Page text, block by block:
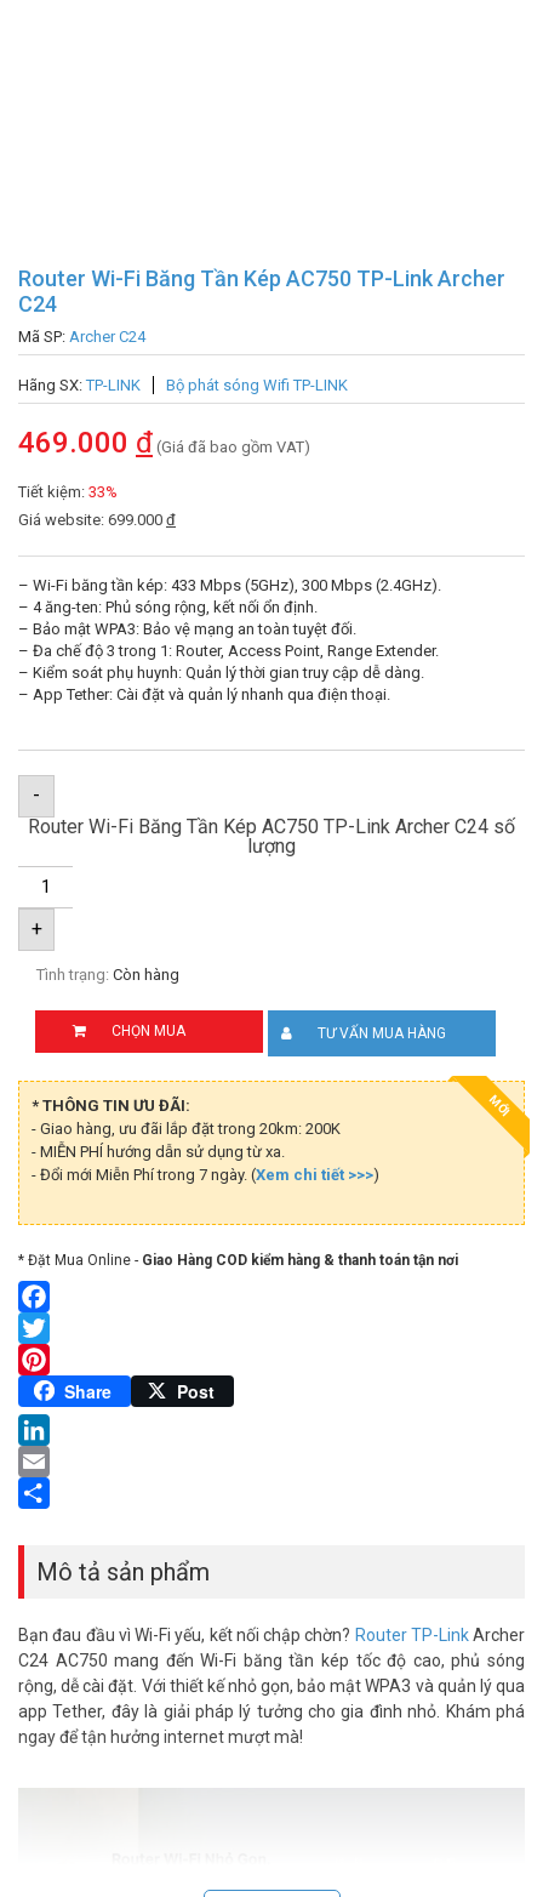
Router Wi-Fi Băng Tần Kép AC750 TP-Link Archer
C24
Mã SP: Archer C24
Hãng SX:TP-LINK Bộ phát sóng Wifi TP-LINK
469.000 đ (Giá đã bao gồm VAT)
Tiết kiệm: 33%
Giá website: 699.000 đ
– Wi-Fi băng tần kép: 433 Mbps (5GHz), 300 Mbps (2.4GHz).
– 4 ăng-ten: Phủ sóng rộng, kết nối ổn định.
– Bảo mật WPA3: Bảo vệ mạng an toàn tuyệt đối.
– Đa chế độ 3 trong 1: Router, Access Point, Range Extender.
– Kiểm soát phụ huynh: Quản lý thời gian truy cập dễ dàng.
– App Tether: Cài đặt và quản lý nhanh qua điện thoại.
-
Router Wi-Fi Băng Tần Kép AC750 TP-Link Archer C24 số
lượng
+
Tình trạng: Còn hàng
CHỌN MUA TƯ VẤN MUA HÀNG
MỚI
* THÔNG TIN ƯU ĐÃI:
- Giao hàng, ưu đãi lắp đặt trong 20km: 200K
- MIỄN PHÍ hướng dẫn sử dụng từ xa.
- Đổi mới Miễn Phí trong 7 ngày. (Xem chi tiết >>>)
* Đặt Mua Online - Giao Hàng COD kiểm hàng & thanh toán tận nơi
Facebook
Twitter
Pinterest
Share Post
LinkedIn
Email
Mô tả sản phẩm
Bạn đau đầu vì Wi-Fi yếu, kết nối chập chờn? Router TP-LinkArcher
C24 AC750 mang đến Wi-Fi băng tần kép tốc độ cao, phủ sóng
rộng, dễ cài đặt. Với thiết kế nhỏ gọn, bảo mật WPA3 và quản lý qua
app Tether, đây là giải pháp lý tưởng cho gia đình nhỏ. Khám phá
ngay để tận hưởng internet mượt mà!